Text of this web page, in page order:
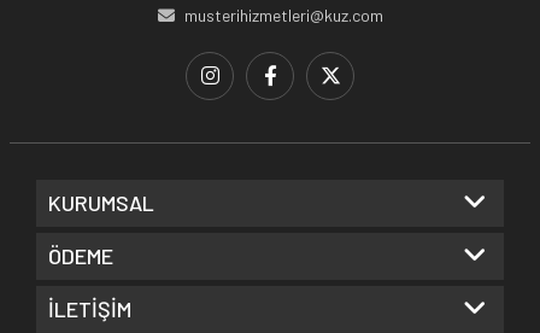
musterihizmetleri@kuz.com
KURUMSAL
ÖDEME
İLETİŞİM